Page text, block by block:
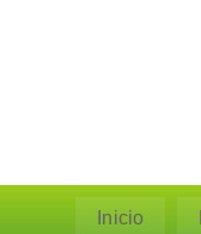
Inicio